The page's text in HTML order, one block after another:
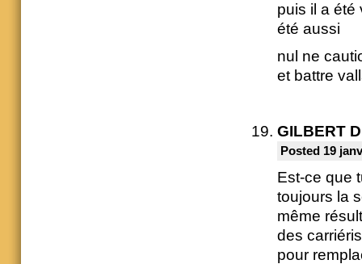
puis il a été
été aussi
nul ne
et battre
GILBERT
Posted 19
Est-ce que
toujours la
même
des
pour